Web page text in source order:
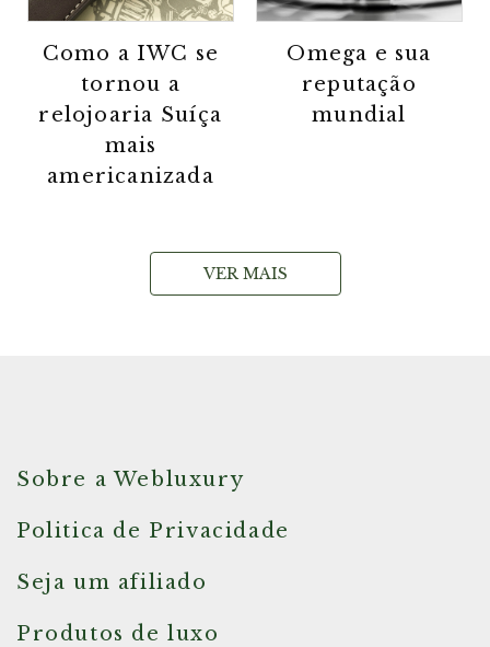
Como a IWC se
tornou a
relojoaria Suíça
mais
americanizada
Omega e sua
reputação
mundial
VER MAIS
Sobre a Webluxury
Politica de Privacidade
Seja um afiliado
Produtos de luxo